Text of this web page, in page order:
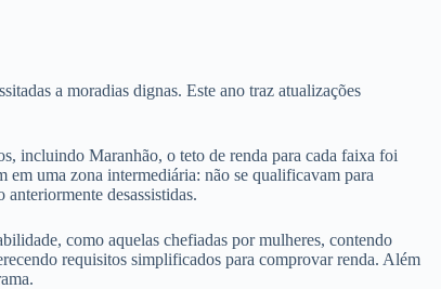
a moradias dignas. Este ano traz atualizações
incluindo Maranhão, o teto de renda para cada faixa foi
uma zona intermediária: não se qualificavam para
desassistidas.
como aquelas chefiadas por mulheres, contendo
requisitos simplificados para comprovar renda. Além